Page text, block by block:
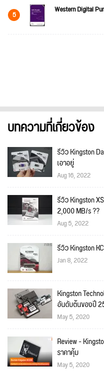
5 Western Digital
บทความที่เกี่ยวข้อง
รีวิว Kingston
เอาอยู่
Aug 16, 2022
รีวิว Kingston
2,000 MB/s ??
Aug 5, 2022
รีวิว Kingston
Jan 8, 2022
Kingston
อันดับต้นของปี
May 5, 2020
Review -
ราคาคุ้ม
May 5, 2020